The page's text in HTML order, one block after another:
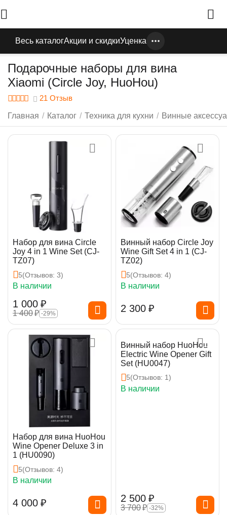
Весь каталогАкции и скидкиУценка
Подарочные наборы для вина
Xiaomi (Circle Joy, HuoHou)
21 Отзыв
Главная / Каталог / Техника для кухни / Винные
Набор для вина Circle
Joy 4 in 1 Wine Set (CJ-
TZ07)
5(Отзывов: 3)
В наличии
1 000 ₽
1 400₽ -29%
Винный набор Circle Joy
Wine Gift Set 4 in 1 (CJ-
TZ02)
5(Отзывов: 4)
В наличии
2 300 ₽
Набор для вина HuoHou
Wine Opener Deluxe 3 in
1 (HU0090)
5(Отзывов: 4)
В наличии
4 000 ₽
Винный набор HuoHou
Electric Wine Opener Gift
Set (HU0047)
5(Отзывов: 1)
В наличии
2 500 ₽
3 700₽ -32%